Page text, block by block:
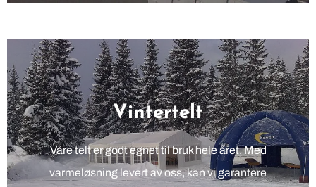
Vintertelt
Våre telt er godt egnet til bruk hele året. Med
varmeløsning levert av oss, kan vi garantere